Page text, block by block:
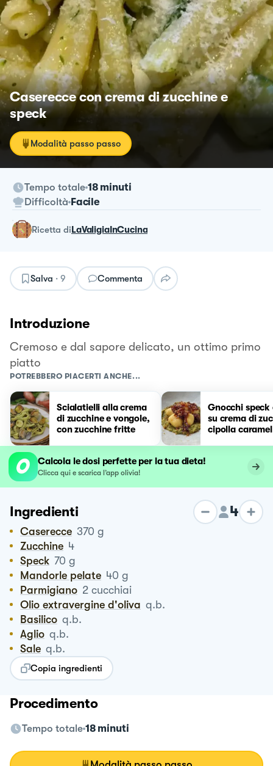
Caserecce con crema di zucchine e
speck
Modalità passo passo
Tempo totale 18 minuti
Difficoltà Facile
ricetta diLaValigiaInCucina
Salva · 9 Commenta
Introduzione
Cremoso e dal sapore delicato, un ottimo primo
piatto
POTREBBERO PIACERTI ANCHE...
Scialatielli alla crema
di zucchine e vongole,
con zucchine fritte
Gnocchi speck
su crema di
cipolla
Calcola le dosi perfette per la tua dieta!
Clicca qui e scarica l’app olivia!
Ingredienti 4
Caserecce 370 g
Zucchine 4
Speck 70 g
Mandorle pelate 40 g
Parmigiano 2 cucchiai
Olio extravergine d'oliva q.b.
Basilico q.b.
Aglio q.b.
Sale q.b.
Copia ingredienti
Procedimento
Tempo totale 18 minuti